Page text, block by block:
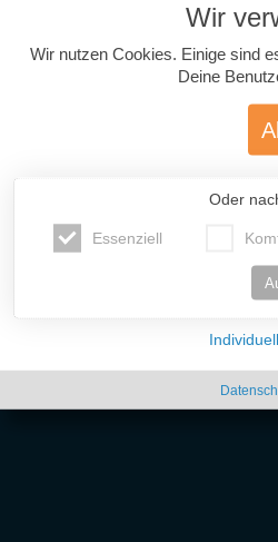
Wir
Wir nutzen Cookies. Einige sind
Deine
Oder
Essenziell